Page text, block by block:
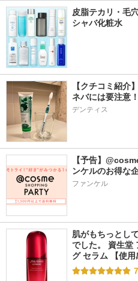
皮脂テカリ・毛
シャバ化粧水
【クチコミ紹
ネバには要注意！
デンティス
【予告】
ンケルのお得な
ファンケル
肌がもちっとし
でした。 資生堂
グ セラム 【使
7